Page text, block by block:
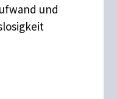
und